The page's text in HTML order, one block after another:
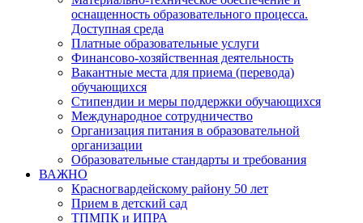
оснащенность образовательного процесса.
Доступная среда
Платные образовательные услуги
Финансово-хозяйственная деятельность
Вакантные места для приема (перевода)
обучающихся
Стипендии и меры поддержки обучающихся
Международное сотрудничество
Организация питания в образовательной
организации
Образовательные стандарты и требования
ВАЖНО
Красногвардейскому району 50 лет
Прием в детский сад
ТПМПК и ИПРА